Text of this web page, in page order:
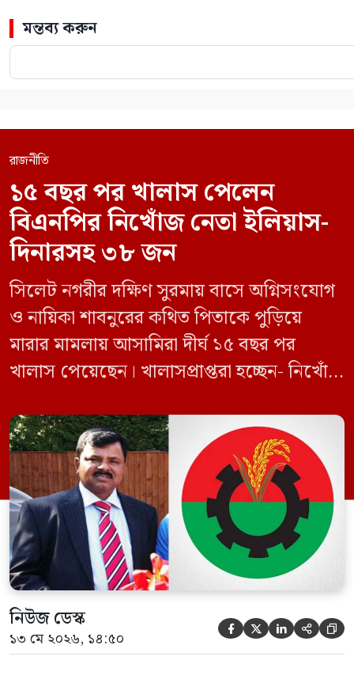
মন্তব্য করুন
রাজনীতি
১৫ বছর পর খালাস পেলেন
বিএনপির নিখোঁজ নেতা ইলিয়াস-
দিনারসহ ৩৮ জন
সিলেট নগরীর দক্ষিণ সুরমায় বাসে অগ্নিসংযোগ
ও নায়িকা শাবনুরের কথিত পিতাকে পুড়িয়ে
মারার মামলায় আসামিরা দীর্ঘ ১৫ বছর পর
খালাস পেয়েছেন। খালাসপ্রাপ্তরা হচ্ছেন- নিখোঁজ
ইফতেখার আহমদ দিনারসহ ৩৮ জন নেতাকর্মী।
মঙ্গলবার দুপুরে মামলার দীর্ঘ শুনানি ও সাক্ষ্য-
প্রমাণ জেরা শেষে আসামিরা নির্দোষ প্রমাণিত
হওয়ায় খালাস দেন বিচারক। মানবপাচার […]
নিউজ ডেস্ক
১৩ মে ২০২৬, ১৪:৫০     